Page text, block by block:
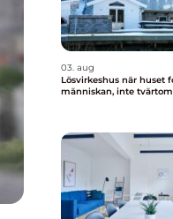
03. aug
Lösvirkeshus när huset formas efter
människan, inte tvärtom